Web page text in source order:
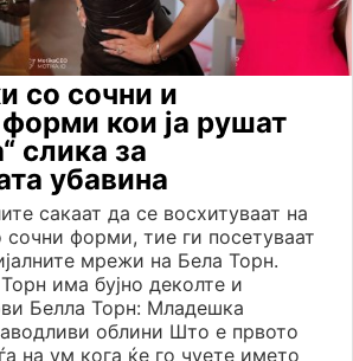
со сочни и
кои ја рушат
слика за
убавина
сакаат да се восхитуваат на
сочни форми, тие ги посетуваат
мрежи на Бела Торн.
има бујно деколте и
Белла Торн: Младешка
облини Што е првото
на ум кога ќе го чуете името